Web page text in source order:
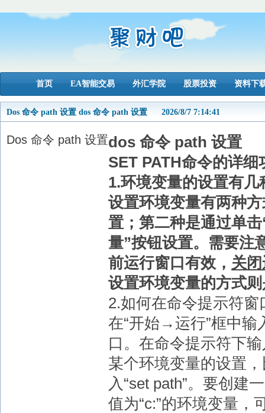
首页 EA智能交易 外汇学院 股票投资 资料下
Dos 命令 path 设置 dos 命令 path 设置 2026/8/7 7:14:41
Dos 命令 path 设置dos 命令 path 设置
SET PATH命令的详细
1.环境变量的设置有
设置环境变量有两种
置；第二种是通过单
量”按钮设置。需要注
前运行窗口有效， 关
设置环境变量的方式
2.如何在命令提示符
在“开始→运行”框中输
口。在命令提示符下
某个环境变量的设置
入“set path”。要创建
值为“c:”的环境变量，